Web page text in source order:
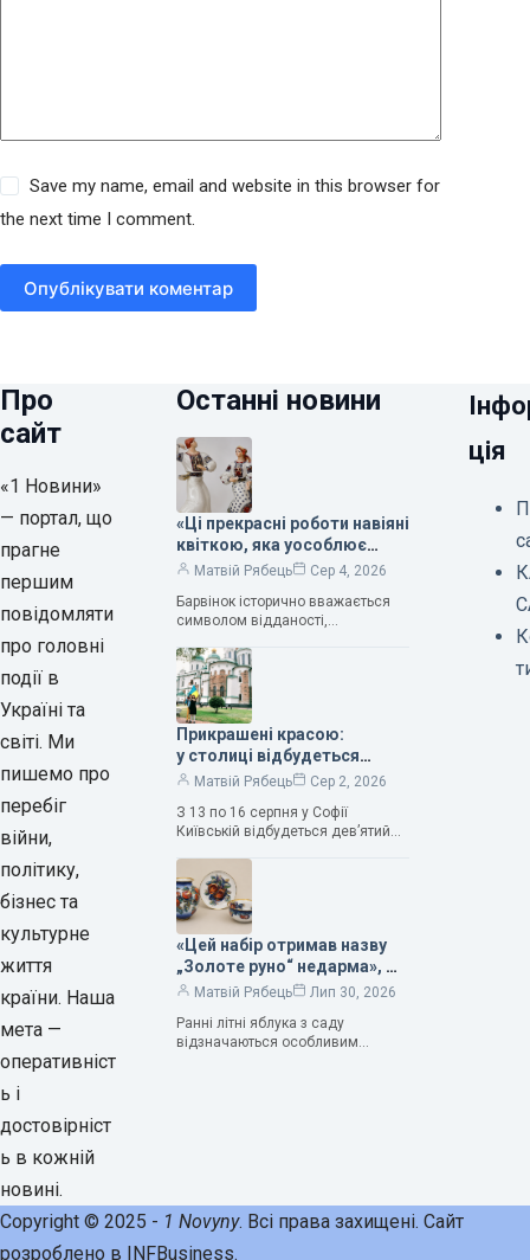
Save my name, email and website in this browser for
the next time I comment.
Опублікувати коментар
Про
сайт
«1 Новини»
— портал, що
прагне
першим
повідомляти
про головні
події в
Україні та
світі. Ми
пишемо про
перебіг
війни,
політику,
бізнес та
культурне
життя
країни. Наша
мета —
оперативніст
ь і
достовірніст
ь в кожній
новині.
Останні новини
«Ці прекрасні роботи навіяні
квіткою, яка уособлює
нескінченне кохання», —
Людмила Карпінська-
Романюк
Матвій Рябець
Сер 4, 2026
Барвінок історично вважається
символом відданості,
та тривалого подружнього союзу.
Саме тому ця рослина надихала і
продовжує надихати митців на
Прикрашені красою:
у столиці відбудеться
дев’ятий фестиваль
Матвій Рябець
Сер 2, 2026
З 13 по 16 серпня у Софії
Київській відбудеться дев’ятий
мистецтв Bouquet Kyiv Stage. Ця
подія традиційно…
«Цей набір отримав назву
„Золоте руно“ недарма», —
колекціонерка Людмила
Матвій Рябець
Лип 30, 2026
Ранні літні яблука з саду
відзначаються особливим
ція
Copyright © 2025 - 1 Novyny. Всі права захищені. Сайт
розроблено в INFBusiness.